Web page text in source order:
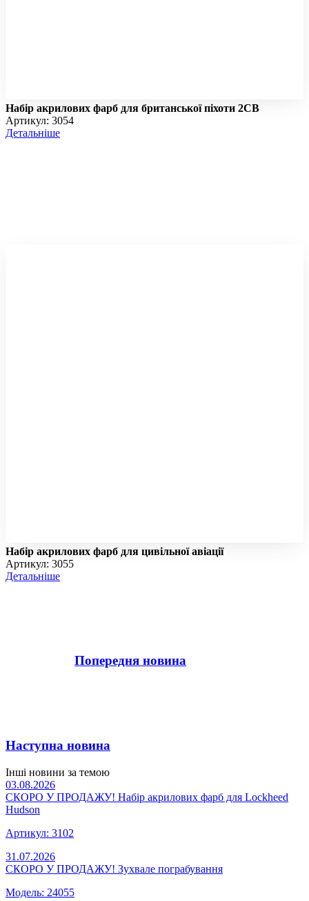
Набір акрилових фарб для британської піхоти 2СВ
Артикул: 3054
Детальніше
Набір акрилових фарб для цивільної авіації
Артикул: 3055
Детальніше
Попередня новина
Наступна новина
Інші новини за темою
03.08.2026
СКОРО У ПРОДАЖУ! Набір акрилових фарб для Lockheed
Hudson
Артикул: 3102
31.07.2026
СКОРО У ПРОДАЖУ! Зухвале пограбування
Модель: 24055